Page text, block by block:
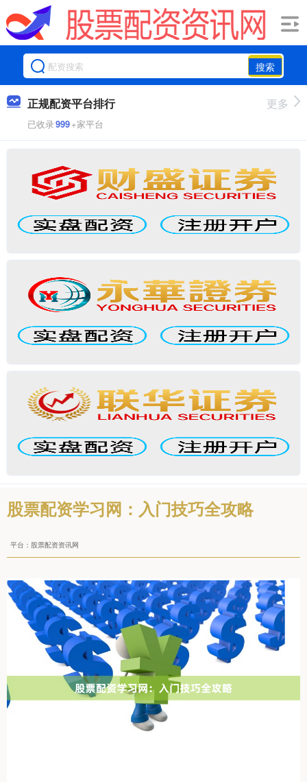
搜索
正规配资平台排行
已收录999+家平台
更多
股票配资学习网：入门技巧全攻略
平台：股票配资资讯网